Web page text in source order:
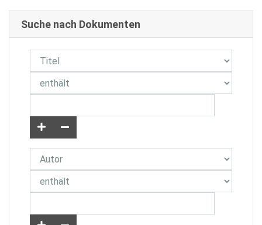
Suche nach Dokumenten